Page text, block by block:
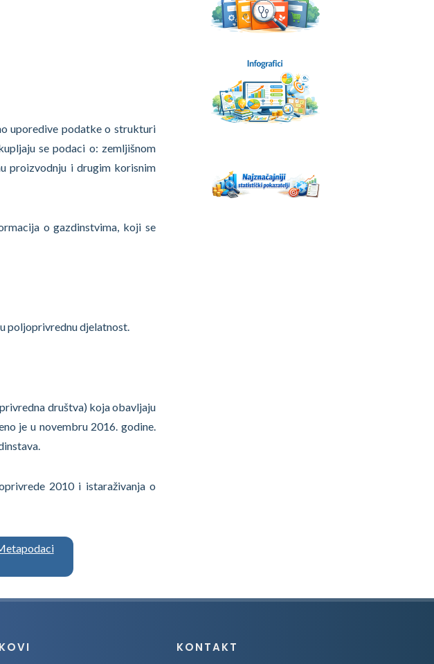
uporedive podatke o strukturi
se podaci o: zemljišnom
proizvodnju i drugim korisnim
o gazdinstvima, koji se
poljoprivrednu djelatnost.
društva) koja obavljaju
je u novembru 2016. godine.
2010 i istaraživanja o
KONTAKT